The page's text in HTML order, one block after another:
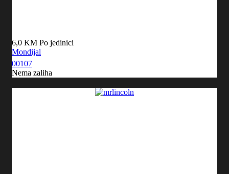
6,0 KM Po jedinici
Mondijal
00107
Nema zaliha